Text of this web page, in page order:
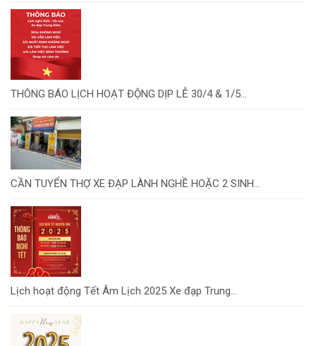
THÔNG BÁO LỊCH HOẠT ĐỘNG DỊP LỄ 30/4 & 1/5...
CẦN TUYỂN THỢ XE ĐẠP LÀNH NGHỀ HOẶC 2 SINH...
Lịch hoạt động Tết Âm Lịch 2025 Xe đạp Trung...